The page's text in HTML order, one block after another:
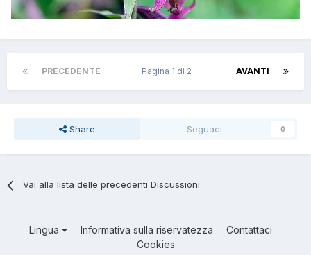
PRECEDENTE AVANTI
Pagina 1 di 2
Share Seguaci 0
Vai alla lista delle precedenti Discussioni
Lingua Informativa sulla riservatezza
Contattaci
Cookies